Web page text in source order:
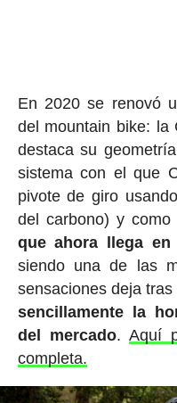
En 2020 se renovó
del mountain bike: la
destaca su
sistema con el que
pivote de giro
del carbono) y
que ahora llega en
siendo una de las
sensaciones deja tras
sencillamente la
del mercado.Aquí
completa.